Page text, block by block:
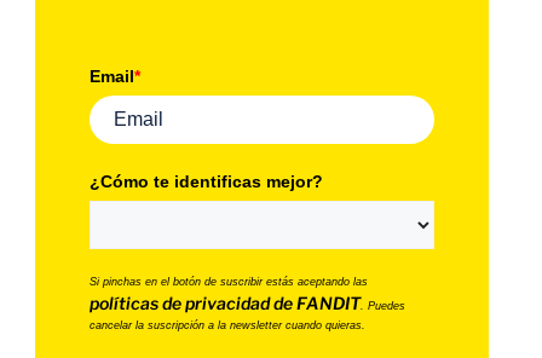
Email*
¿Cómo te identificas mejor?
Si pinchas en el botón de suscribir estás aceptando las
políticas de privacidad de FANDIT . Puedes
cancelar la suscripción a la newsletter cuando quieras.